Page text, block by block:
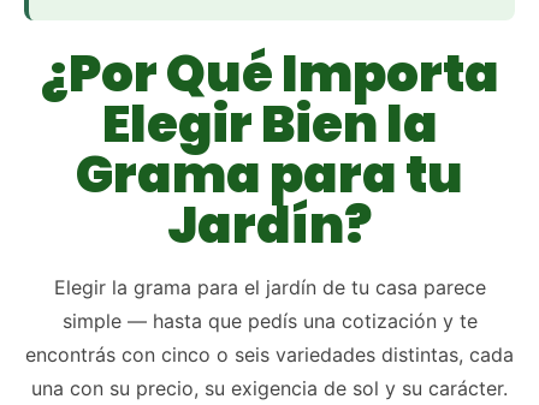
¿Por Qué Importa
Elegir Bien la
Grama para tu
Jardín?
Elegir la grama para el jardín de tu casa parece
simple — hasta que pedís una cotización y te
encontrás con cinco o seis variedades distintas, cada
una con su precio, su exigencia de sol y su carácter.